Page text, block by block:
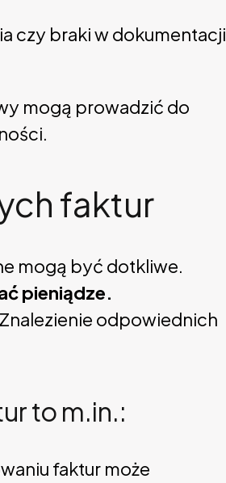
czy braki w dokumentacji
mogą prowadzić do
faktur
mogą być dotkliwe.
pieniądze.
Znalezienie odpowiednich
to m.in.:
faktur może